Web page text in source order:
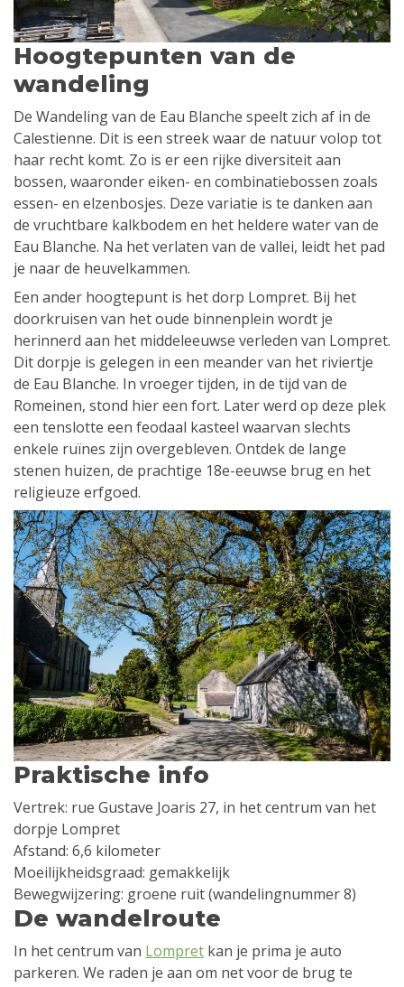
Hoogtepunten van de
wandeling
De Wandeling van de Eau Blanche speelt zich af in de
Calestienne. Dit is een streek waar de natuur volop tot
haar recht komt. Zo is er een rijke diversiteit aan
bossen, waaronder eiken- en combinatiebossen zoals
essen- en elzenbosjes. Deze variatie is te danken aan
de vruchtbare kalkbodem en het heldere water van de
Eau Blanche. Na het verlaten van de vallei, leidt het pad
je naar de heuvelkammen.
Een ander hoogtepunt is het dorp Lompret. Bij het
doorkruisen van het oude binnenplein wordt je
herinnerd aan het middeleeuwse verleden van Lompret.
Dit dorpje is gelegen in een meander van het riviertje
de Eau Blanche. In vroeger tijden, in de tijd van de
Romeinen, stond hier een fort. Later werd op deze plek
een tenslotte een feodaal kasteel waarvan slechts
enkele ruïnes zijn overgebleven. Ontdek de lange
stenen huizen, de prachtige 18e-eeuwse brug en het
religieuze erfgoed.
Praktische info
Vertrek: rue Gustave Joaris 27, in het centrum van het
dorpje Lompret
Afstand: 6,6 kilometer
Moeilijkheidsgraad: gemakkelijk
Bewegwijzering: groene ruit (wandelingnummer 8)
De wandelroute
In het centrum van Lompret kan je prima je auto
parkeren. We raden je aan om net voor de brug te